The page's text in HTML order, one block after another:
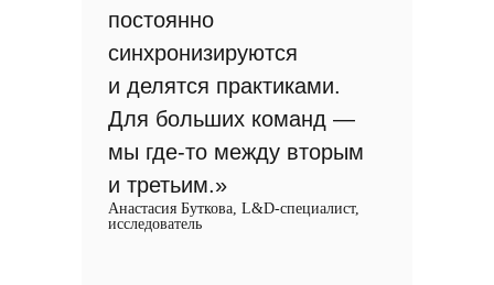
постоянно
синхронизируются
и делятся практиками.
Для больших команд —
мы где-то между вторым
и третьим.»
Анастасия Буткова, L&D-специалист,
исследователь